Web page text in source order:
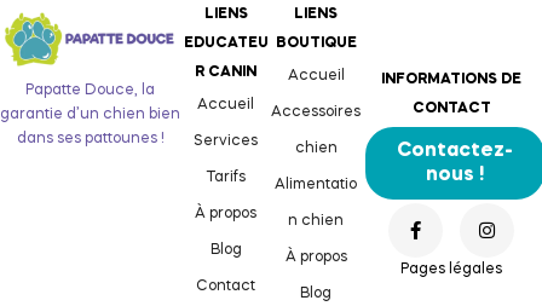
Papatte Douce, la
garantie d’un chien bien
dans ses pattounes !
LIENS
EDUCATEU
R CANIN
Accueil
Services
Tarifs
À propos
Blog
Contact
LIENS
BOUTIQUE
Accueil
Accessoires
chien
Alimentatio
n chien
À propos
Blog
INFORMATIONS DE
CONTACT
Contactez-
nous !
Pages légales